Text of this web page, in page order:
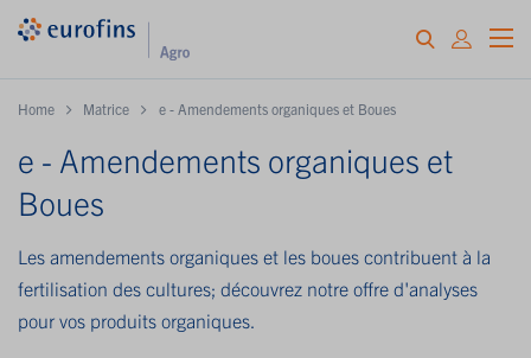
Home Matrice e - Amendements organiques et Boues
e - Amendements organiques et
Boues
Les amendements organiques et les boues contribuent à la
fertilisation des cultures; découvrez notre offre d'analyses
pour vos produits organiques.